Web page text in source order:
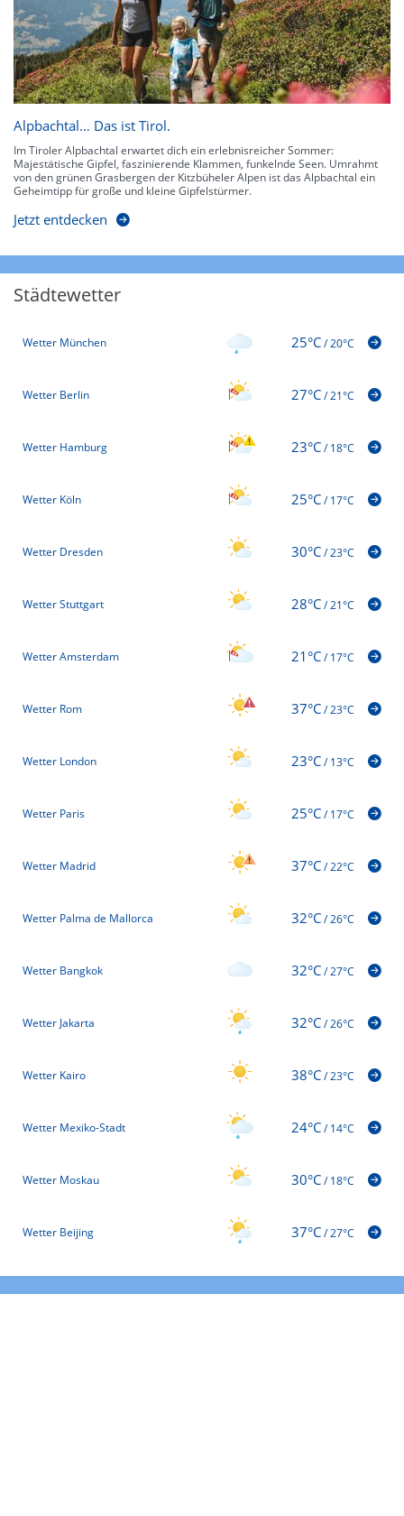
Alpbachtal… Das ist Tirol.
Im Tiroler Alpbachtal erwartet dich ein erlebnisreicher Sommer:
Majestätische Gipfel, faszinierende Klammen, funkelnde Seen. Umrahmt
von den grünen Grasbergen der Kitzbüheler Alpen ist das Alpbachtal ein
Geheimtipp für große und kleine Gipfelstürmer.
Jetzt entdecken
Städtewetter
Wetter München 25°C/20°C
Wetter Berlin 27°C/21°C
Wetter Hamburg 23°C/18°C
Wetter Köln 25°C/17°C
Wetter Dresden 30°C/23°C
Wetter Stuttgart 28°C/21°C
Wetter Amsterdam 21°C/17°C
Wetter Rom 37°C/23°C
Wetter London 23°C/13°C
Wetter Paris 25°C/17°C
Wetter Madrid 37°C/22°C
Wetter Palma de Mallorca 32°C/26°C
Wetter Bangkok 32°C/27°C
Wetter Jakarta 32°C/26°C
Wetter Kairo 38°C/23°C
Wetter Mexiko-Stadt 24°C/14°C
Wetter Moskau 30°C/18°C
Wetter Beijing 37°C/27°C